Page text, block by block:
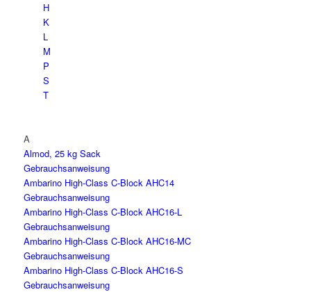
H
K
L
M
P
S
T
A
Almod, 25 kg Sack
Gebrauchsanweisung
Ambarino High-Class C-Block AHC14
Gebrauchsanweisung
Ambarino High-Class C-Block AHC16-L
Gebrauchsanweisung
Ambarino High-Class C-Block AHC16-MC
Gebrauchsanweisung
Ambarino High-Class C-Block AHC16-S
Gebrauchsanweisung